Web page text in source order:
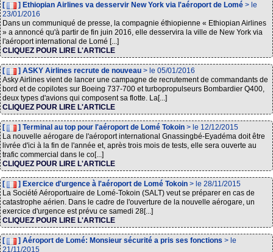
[ ] Ethiopian Airlines va desservir New York via l'aéroport de Lomé > le
23/01/2016
Dans un communiqué de presse, la compagnie éthiopienne « Ethiopian Airlines
» a annoncé qu'à partir de fin juin 2016, elle desservira la ville de New York via
l'aéroport international de Lomé [...]
CLIQUEZ POUR LIRE L'ARTICLE
[ ] ASKY Airlines recrute de nouveau > le 05/01/2016
Asky Airlines vient de lancer une campagne de recrutement de commandants de
bord et de copilotes sur Boeing 737-700 et turbopropulseurs Bombardier Q400,
deux types d'avions qui composent sa flotte. La[...]
CLIQUEZ POUR LIRE L'ARTICLE
[ ] Terminal au top pour l'aéroport de Lomé Tokoin > le 12/12/2015
La nouvelle aérogare de l'aéroport international Gnassingbé-Eyadéma doit être
livrée d'ici à la fin de l'année et, après trois mois de tests, elle sera ouverte au
trafic commercial dans le co[...]
CLIQUEZ POUR LIRE L'ARTICLE
[ ] Exercice d'urgence à l'aéroport de Lomé Tokoin > le 28/11/2015
La Société Aéroportuaire de Lomé-Tokoin (SALT) veut se préparer en cas de
catastrophe aérien. Dans le cadre de l'ouverture de la nouvelle aérogare, un
exercice d'urgence est prévu ce samedi 28[...]
CLIQUEZ POUR LIRE L'ARTICLE
[ ] Aéroport de Lomé: Monsieur sécurité a pris ses fonctions > le
21/11/2015